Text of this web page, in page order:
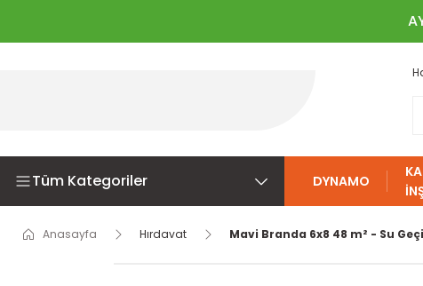
Tüm Kategoriler DYNAMO
Anasayfa Hırdavat Mavi Branda 6x8 48 m² - Su